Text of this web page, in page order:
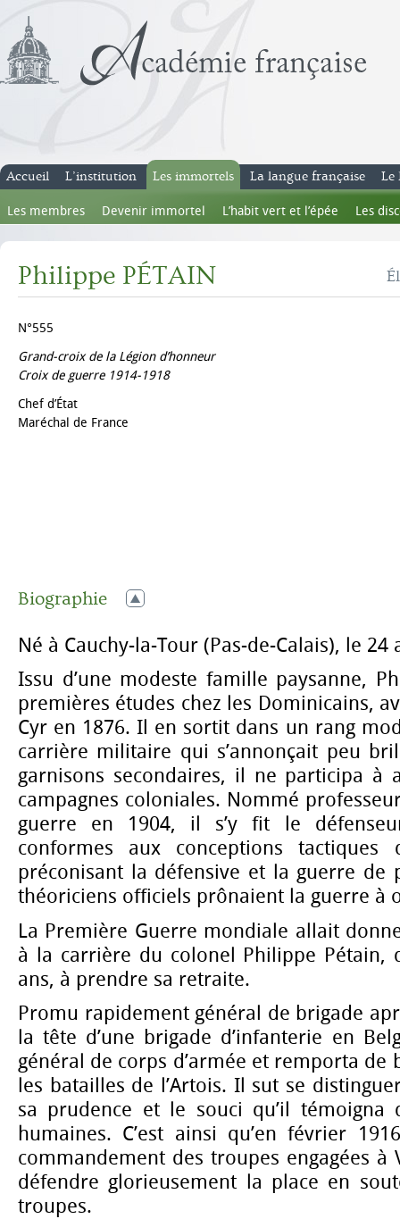
Accueil L’institution Les immortels
Les membres Devenir immortel L’habit vert et l’épée Les
La langue française Le
Philippe PÉTAIN
N°555
Grand-croix de la Légion d’honneur
Croix de guerre 1914-1918
Chef d’État
Maréchal de France
Biographie
Né à Cauchy-la-Tour (Pas-de-Calais), le 24
Issu d’une modeste famille paysanne,
premières études chez les Dominicains,
Cyr en 1876. Il en sortit dans un rang
carrière militaire qui s’annonçait peu
garnisons secondaires, il ne participa à
campagnes coloniales. Nommé
guerre en 1904, il s’y fit le
conformes aux conceptions tactiques
préconisant la défensive et la guerre de
théoriciens officiels prônaient la guerre à
La Première Guerre mondiale allait
à la carrière du colonel Philippe Pétain,
ans, à prendre sa retraite.
Promu rapidement général de brigade
la tête d’une brigade d’infanterie en
général de corps d’armée et remporta de
les batailles de l’Artois. Il sut se
sa prudence et le souci qu’il témoigna
humaines. C’est ainsi qu’en février
commandement des troupes engagées
défendre glorieusement la place en
troupes.